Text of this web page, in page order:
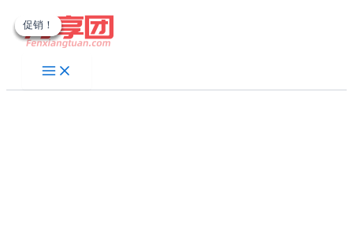
至
促销！
促销！
促销！
促销！